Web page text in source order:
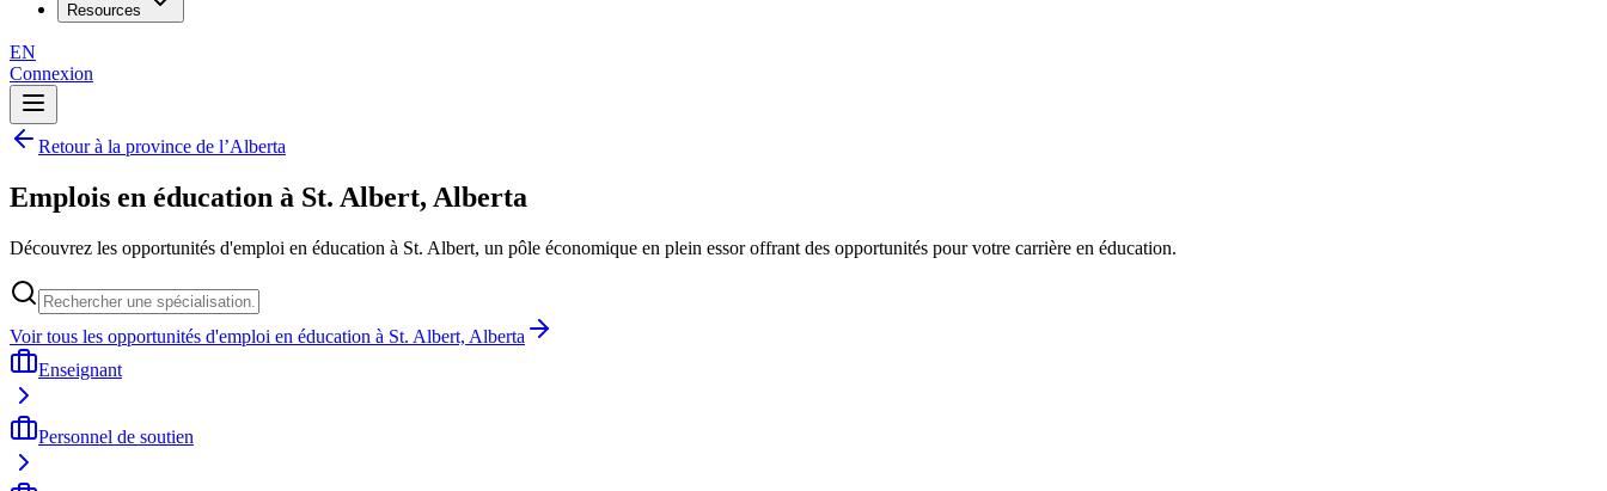
Resources
EN
Connexion
Retour à la province de l’Alberta
Emplois en éducation à St. Albert, Alberta
Découvrez les opportunités d'emploi en éducation à St. Albert, un pôle économique en plein essor offrant des opportunités pour votre carrière en éducation.
Voir tous les opportunités d'emploi en éducation à St. Albert, Alberta
Enseignant
Personnel de soutien